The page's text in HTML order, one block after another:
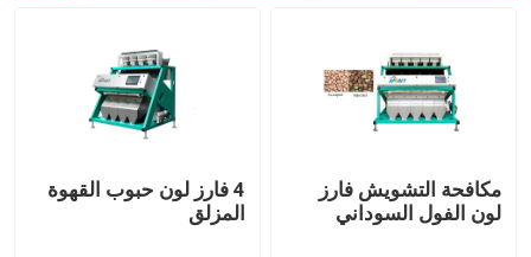
آلة فرز المواد
مكافحة التشويش فارز
لون الفول السوداني
4 فارز لون حبوب القهوة
المزلق